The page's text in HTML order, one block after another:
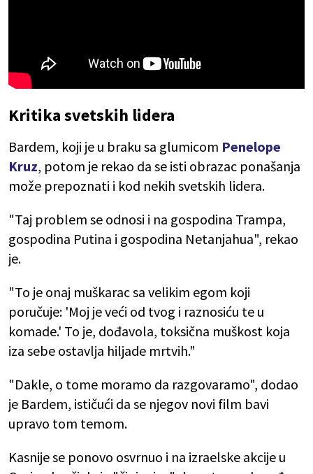
Kritika svetskih lidera
Bardem, koji je u braku sa glumicom Penelope
Kruz, potom je rekao da se isti obrazac ponašanja
može prepoznati i kod nekih svetskih lidera.
"Taj problem se odnosi i na gospodina Trampa,
gospodina Putina i gospodina Netanjahua", rekao
je.
"To je onaj muškarac sa velikim egom koji
poručuje: 'Moj je veći od tvog i raznosiću te u
komade.' To je, dođavola, toksična muškost koja
iza sebe ostavlja hiljade mrtvih."
"Dakle, o tome moramo da razgovaramo", dodao
je Bardem, ističući da se njegov novi film bavi
upravo tom temom.
Kasnije se ponovo osvrnuo i na izraelske akcije u